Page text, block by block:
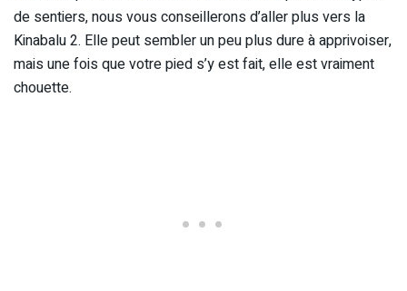
de sentiers, nous vous conseillerons d’aller plus vers la
Kinabalu 2. Elle peut sembler un peu plus dure à apprivoiser,
mais une fois que votre pied s’y est fait, elle est vraiment
chouette.